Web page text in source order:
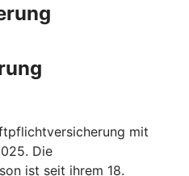
mit
Die
ist seit ihrem 18.